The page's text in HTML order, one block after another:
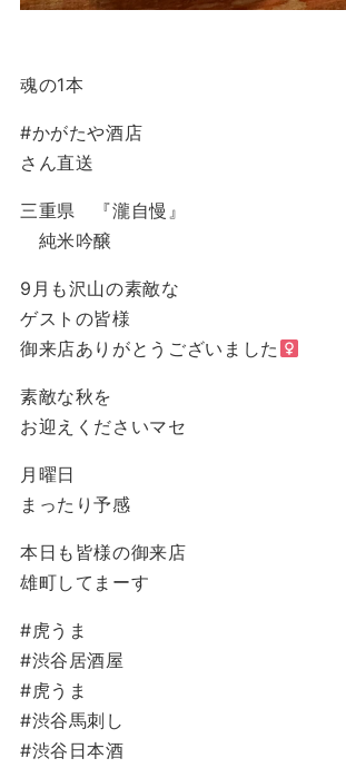
魂の1本
#かがたや酒店
さん直送
三重県 『瀧自慢』
純米吟醸
9月も沢山の素敵な
ゲストの皆様
御来店ありがとうございました‍
素敵な秋を
お迎えくださいマセ
月曜日
まったり予感
本日も皆様の御来店
雄町してまーす
#虎うま
#渋谷居酒屋
#虎うま
#渋谷馬刺し
#渋谷日本酒